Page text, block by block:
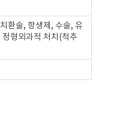
환술, 항생제, 수술, 유
형외과적 처치(척추